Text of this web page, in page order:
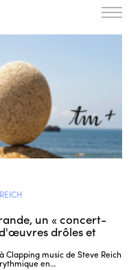
un « concert-
drôles et
Clapping music de Steve Reich
en…